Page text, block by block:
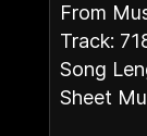
From
Track:
Song
Sheet